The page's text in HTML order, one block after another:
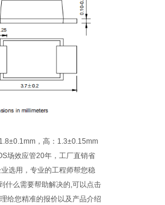
，高：1.3±0.15mm
场效应管20年，工厂直销省
选用，专业的工程师帮您稳
什么需要帮助解决的,可以点击
给您精准的报价以及产品介绍